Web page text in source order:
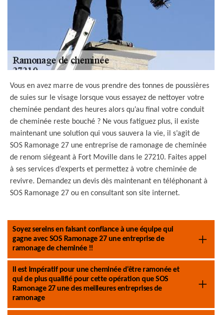
Vous en avez marre de vous prendre des tonnes de poussières
de suies sur le visage lorsque vous essayez de nettoyer votre
cheminée pendant des heures alors qu’au final votre conduit
de cheminée reste bouché ? Ne vous fatiguez plus, il existe
maintenant une solution qui vous sauvera la vie, il s’agit de
SOS Ramonage 27 une entreprise de ramonage de cheminée
de renom siégeant à Fort Moville dans le 27210. Faites appel
à ses services d’experts et permettez à votre cheminée de
revivre. Demandez un devis dès maintenant en téléphonant à
SOS Ramonage 27 ou en consultant son site internet.
Soyez sereins en faisant confiance à une équipe qui
gagne avec SOS Ramonage 27 une entreprise de
ramonage de cheminée !!
Il est impératif pour une cheminée d’être ramonée et
qui de plus qualifié pour cette opération que SOS
Ramonage 27 une des meilleures entreprises de
ramonage